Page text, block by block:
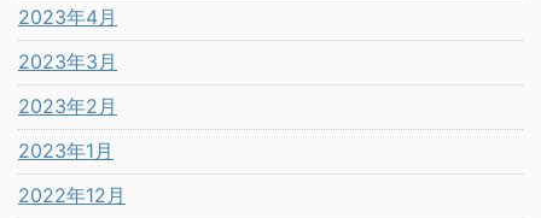
2023年4月
2023年3月
2023年2月
2023年1月
2022年12月